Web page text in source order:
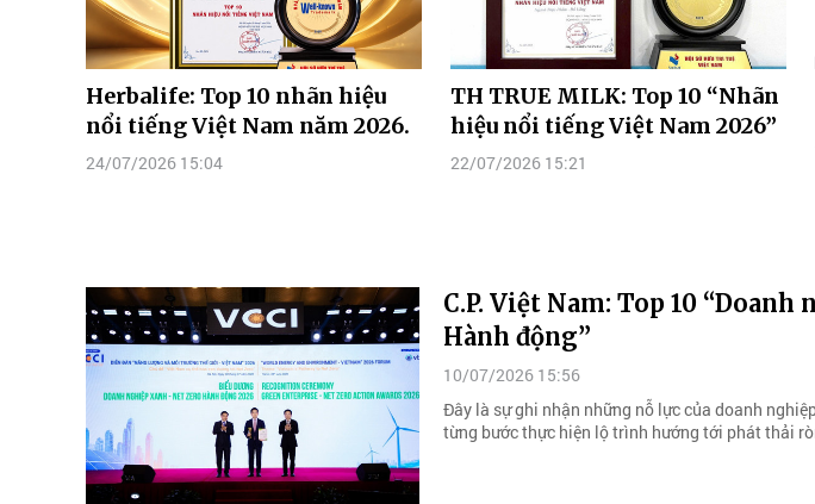
Herbalife: Top 10 nhãn hiệu
nổi tiếng Việt Nam năm 2026.
24/07/2026 15:04
TH TRUE MILK: Top 10 “Nhãn
hiệu nổi tiếng Việt Nam 2026”
22/07/2026 15:21
C.P. Việt Nam: Top 10
Hành động”
10/07/2026 15:56
Đây là sự ghi nhận những nỗ lực của doanh
từng bước thực hiện lộ trình hướng tới phát thải